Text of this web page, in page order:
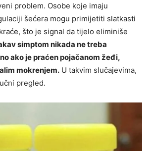
problem. Osobe koje imaju
šećera mogu primijetiti slatkasti
što je signal da tijelo eliminiše
simptom nikada ne treba
ako je praćen pojačanom žeđi,
mokrenjem. U takvim slučajevima,
pregled.